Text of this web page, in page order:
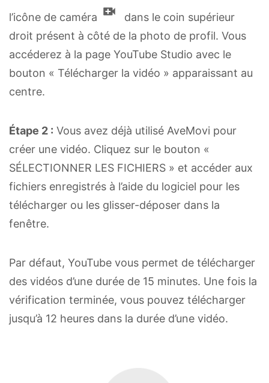
l’icône de caméra
dans le coin supérieur
droit présent à côté de la photo de profil. Vous
accéderez à la page YouTube Studio avec le
bouton « Télécharger la vidéo » apparaissant au
centre.
Étape 2 : Vous avez déjà utilisé AveMovi pour
créer une vidéo. Cliquez sur le bouton «
SÉLECTIONNER LES FICHIERS » et accéder aux
fichiers enregistrés à l’aide du logiciel pour les
télécharger ou les glisser-déposer dans la
fenêtre.
Par défaut, YouTube vous permet de télécharger
des vidéos d’une durée de 15 minutes. Une fois la
vérification terminée, vous pouvez télécharger
jusqu’à 12 heures dans la durée d’une vidéo.